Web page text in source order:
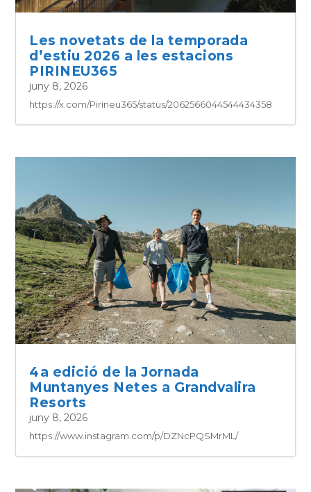
Les novetats de la temporada
d’estiu 2026 a les estacions
PIRINEU365
juny 8, 2026
https://x.com/Pirineu365/status/2062566044544434358
4a edició de la Jornada
Muntanyes Netes a Grandvalira
Resorts
juny 8, 2026
https://www.instagram.com/p/DZNcPQSMrML/